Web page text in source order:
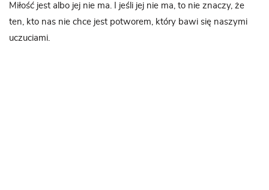
Miłość jest albo jej nie ma. I jeśli jej nie ma, to nie znaczy, że
ten, kto nas nie chce jest potworem, który bawi się naszymi
uczuciami.